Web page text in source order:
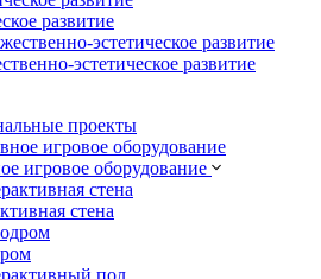
развитие
эстетическое развитие
проекты
игровое оборудование
стена